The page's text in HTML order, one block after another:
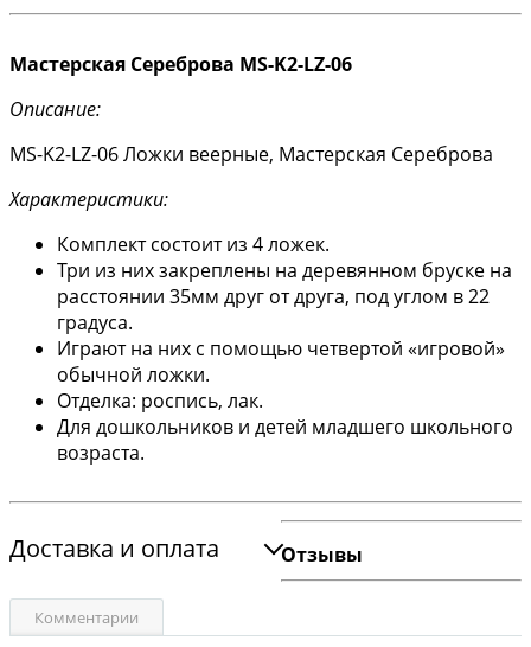
Мастерская Сереброва MS-K2-LZ-06
Описание:
MS-K2-LZ-06 Ложки веерные, Мастерская Сереброва
Характеристики:
Комплект состоит из 4 ложек.
Три из них закреплены на деревянном бруске на
расстоянии 35мм друг от друга, под углом в 22
градуса.
Играют на них с помощью четвертой «игровой»
обычной ложки.
Отделка: роспись, лак.
Для дошкольников и детей младшего школьного
возраста.
Доставка и оплата Отзывы
Комментарии